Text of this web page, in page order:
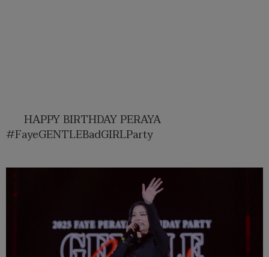
HAPPY BIRTHDAY PERAYA
#FayeGENTLEBadGIRLParty